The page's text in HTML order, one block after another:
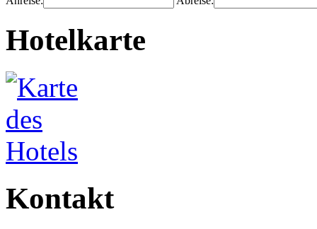
Hotelkarte
Kontakt